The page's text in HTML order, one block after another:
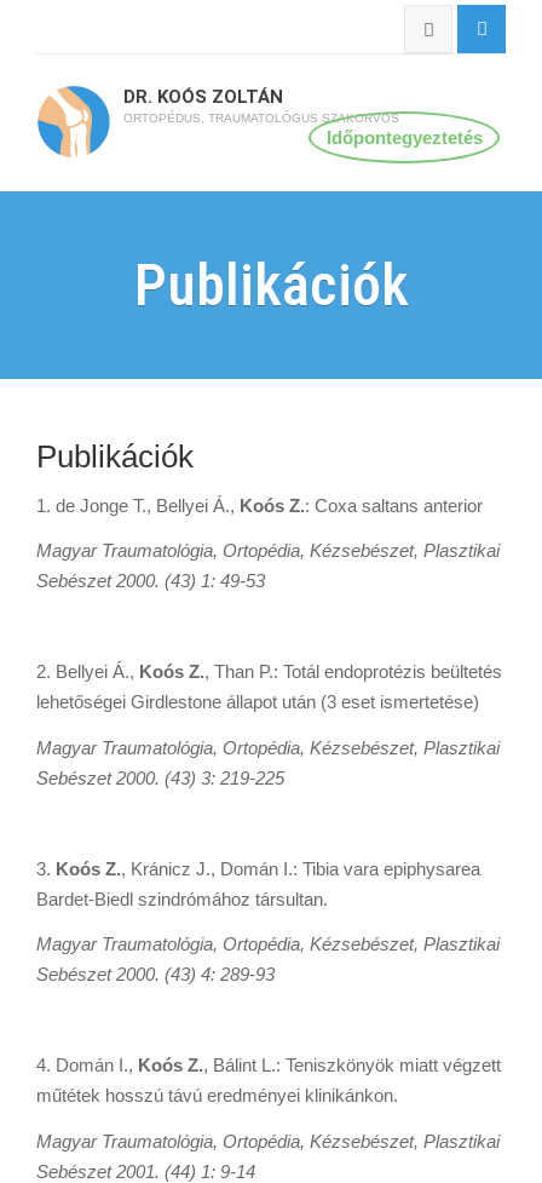
DR. KOÓS ZOLTÁN
ORTOPÉDUS, TRAUMATOLÓGUS SZAKORVOS
Időpontegyeztetés
Publikációk
Publikációk
1. de Jonge T., Bellyei Á., Koós Z.: Coxa saltans anterior
Magyar Traumatológia, Ortopédia, Kézsebészet, Plasztikai
Sebészet 2000. (43) 1: 49-53
2. Bellyei Á., Koós Z., Than P.: Totál endoprotézis beültetés
lehetőségei Girdlestone állapot után (3 eset ismertetése)
Magyar Traumatológia, Ortopédia, Kézsebészet, Plasztikai
Sebészet 2000. (43) 3: 219-225
3. Koós Z., Kránicz J., Domán I.: Tibia vara epiphysarea
Bardet-Biedl szindrómához társultan.
Magyar Traumatológia, Ortopédia, Kézsebészet, Plasztikai
Sebészet 2000. (43) 4: 289-93
4. Domán I., Koós Z., Bálint L.: Teniszkönyök miatt végzett
műtétek hosszú távú eredményei klinikánkon.
Magyar Traumatológia, Ortopédia, Kézsebészet, Plasztikai
Sebészet 2001. (44) 1: 9-14